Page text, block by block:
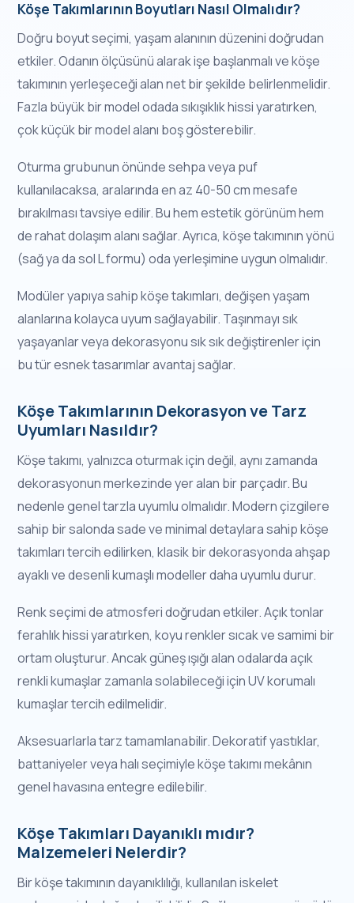
Köşe Takımlarının Boyutları Nasıl Olmalıdır?
Doğru boyut seçimi, yaşam alanının düzenini doğrudan
etkiler. Odanın ölçüsünü alarak işe başlanmalı ve köşe
takımının yerleşeceği alan net bir şekilde belirlenmelidir.
Fazla büyük bir model odada sıkışıklık hissi yaratırken,
çok küçük bir model alanı boş gösterebilir.
Oturma grubunun önünde sehpa veya puf
kullanılacaksa, aralarında en az 40-50 cm mesafe
bırakılması tavsiye edilir. Bu hem estetik görünüm hem
de rahat dolaşım alanı sağlar. Ayrıca, köşe takımının yönü
(sağ ya da sol L formu) oda yerleşimine uygun olmalıdır.
Modüler yapıya sahip köşe takımları, değişen yaşam
alanlarına kolayca uyum sağlayabilir. Taşınmayı sık
yaşayanlar veya dekorasyonu sık sık değiştirenler için
bu tür esnek tasarımlar avantaj sağlar.
Köşe Takımlarının Dekorasyon ve Tarz
Uyumları Nasıldır?
Köşe takımı, yalnızca oturmak için değil, aynı zamanda
dekorasyonun merkezinde yer alan bir parçadır. Bu
nedenle genel tarzla uyumlu olmalıdır. Modern çizgilere
sahip bir salonda sade ve minimal detaylara sahip köşe
takımları tercih edilirken, klasik bir dekorasyonda ahşap
ayaklı ve desenli kumaşlı modeller daha uyumlu durur.
Renk seçimi de atmosferi doğrudan etkiler. Açık tonlar
ferahlık hissi yaratırken, koyu renkler sıcak ve samimi bir
ortam oluşturur. Ancak güneş ışığı alan odalarda açık
renkli kumaşlar zamanla solabileceği için UV korumalı
kumaşlar tercih edilmelidir.
Aksesuarlarla tarz tamamlanabilir. Dekoratif yastıklar,
battaniyeler veya halı seçimiyle köşe takımı mekânın
genel havasına entegre edilebilir.
Köşe Takımları Dayanıklı mıdır?
Malzemeleri Nelerdir?
Bir köşe takımının dayanıklılığı, kullanılan iskelet